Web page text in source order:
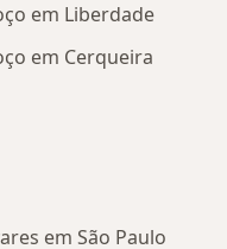
em Liberdade
em Cerqueira
em São Paulo